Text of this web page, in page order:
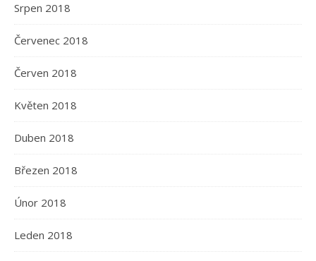
Srpen 2018
Červenec 2018
Červen 2018
Květen 2018
Duben 2018
Březen 2018
Únor 2018
Leden 2018